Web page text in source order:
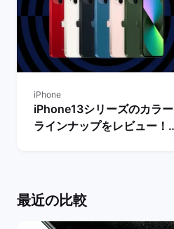
iPhone
iPhone13シリーズのカラー
ラインナップをレビュー！
最近の比較